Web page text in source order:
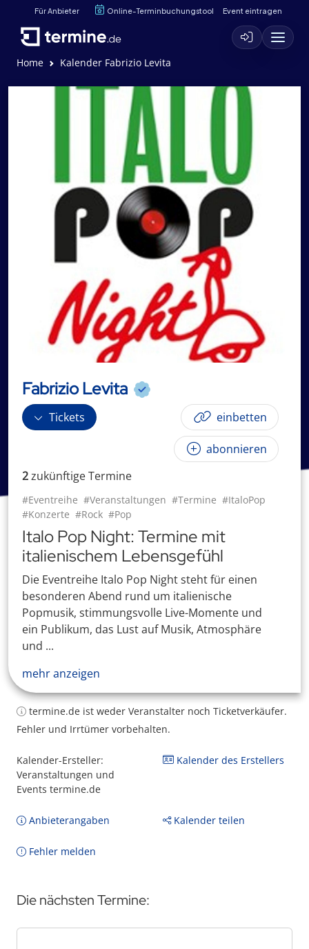
Für Anbieter Online-Terminbuchungstool Event eintragen
Home Kalender Fabrizio Levita
Fabrizio Levita
Tickets einbetten
abonnieren
2zukünftigeTermine
#Eventreihe #Veranstaltungen #Termine #ItaloPop
#Konzerte #Rock #Pop
Italo Pop Night: Termine mit
italienischem Lebensgefühl
Die Eventreihe Italo Pop Night steht für einen
besonderen Abend rund um italienische
Popmusik, stimmungsvolle Live-Momente und
ein Publikum, das Lust auf Musik, Atmosphäre
und ...
mehr anzeigen
termine.de ist weder Veranstalter noch Ticketverkäufer.
Fehler und Irrtümer vorbehalten.
Kalender-Ersteller:
Veranstaltungen und
Events termine.de
Kalender des Erstellers
Anbieterangaben Kalender teilen
Fehler melden
Die nächsten Termine: